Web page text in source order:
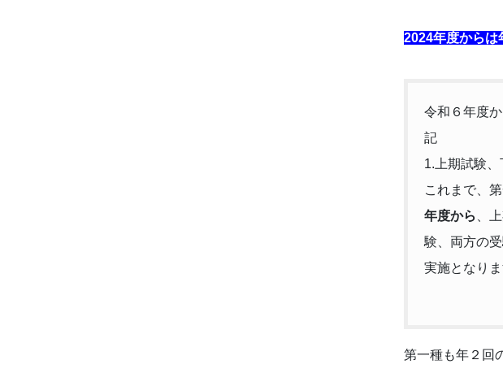
2024年度からは
令和６年度
記
1.上期試験
これまで、
年度から
、
験、両方の
実施となりま
第一種も年２回